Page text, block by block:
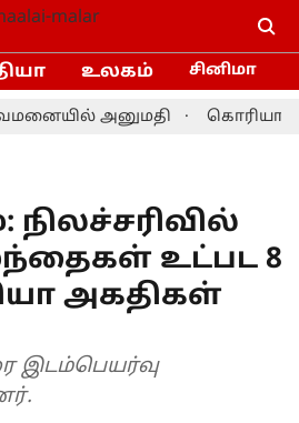
உலகம் சினிமா
அனுமதி கொரியா
உட்பட 8
அகதிகள்
இடம்பெயர்வு